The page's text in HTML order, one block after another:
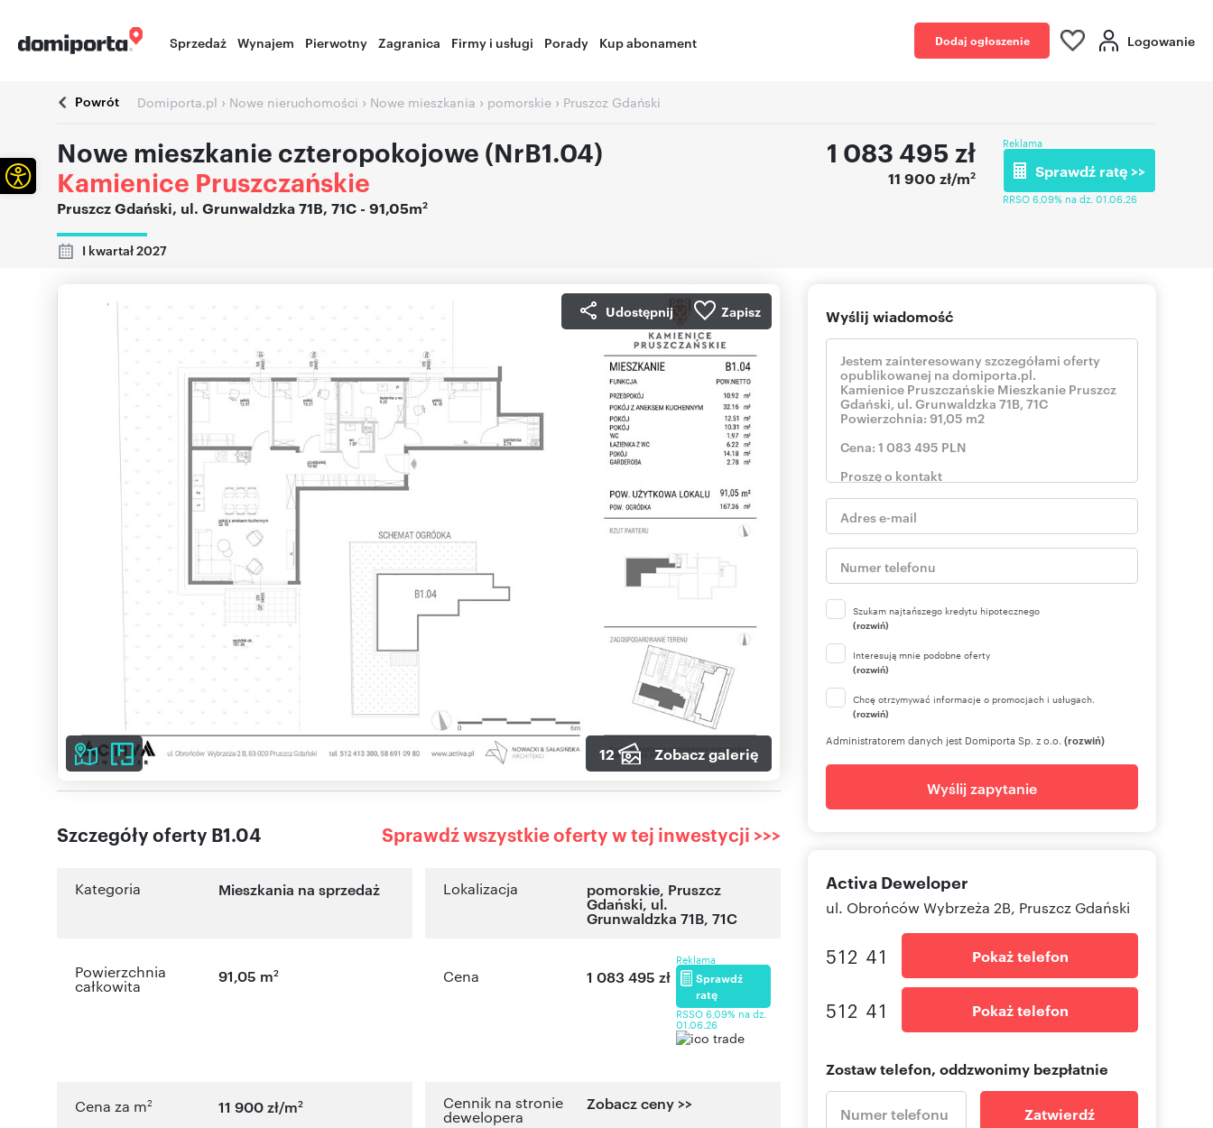
Sprzedaż Wynajem Pierwotny Zagranica Firmy i usługi Porady Kup abonament Dodaj ogłoszenie Logowanie
Powrót Domiporta.pl › Nowe nieruchomości › Nowe mieszkania › pomorskie › Pruszcz Gdański
Nowe mieszkanie czteropokojowe (NrB1.04)
Kamienice Pruszczańskie
Pruszcz Gdański, ul. Grunwaldzka 71B, 71C - 91,05m2
I kwartał 2027
1 083 495 zł
11 900 zł/m2
Reklama
Sprawdź ratę >>
RRSO 6,09% na dz. 01.06.26
Udostępnij Zapisz
12 Zobacz galerię
Szczegóły oferty B1.04 Sprawdź wszystkie oferty w tej inwestycji >>>
Kategoria Mieszkania na sprzedaż Lokalizacja pomorskie, Pruszcz
Gdański, ul.
Grunwaldzka 71B, 71C
Powierzchnia
całkowita
91,05 m2 Cena 1 083 495 zł
Reklama
Sprawdź
ratę
RSSO 6,09% na dz.
01.06.26
Cena za m2 11 900 zł/m2 Cennik na stronie
dewelopera
Zobacz ceny >>
Wyślij wiadomość
Szukam najtańszego kredytu hipotecznego
(rozwiń)
Interesują mnie podobne oferty
(rozwiń)
Chcę otrzymywać informacje o promocjach i usługach.
(rozwiń)
Administratorem danych jest Domiporta Sp. z o.o. (rozwiń)
Wyślij zapytanie
Activa Deweloper
ul. Obrońców Wybrzeża 2B, Pruszcz Gdański
512 41 Pokaż telefon
512 41 Pokaż telefon
Zostaw telefon, oddzwonimy bezpłatnie
Zatwierdź
Otwórz pasek narzędzi